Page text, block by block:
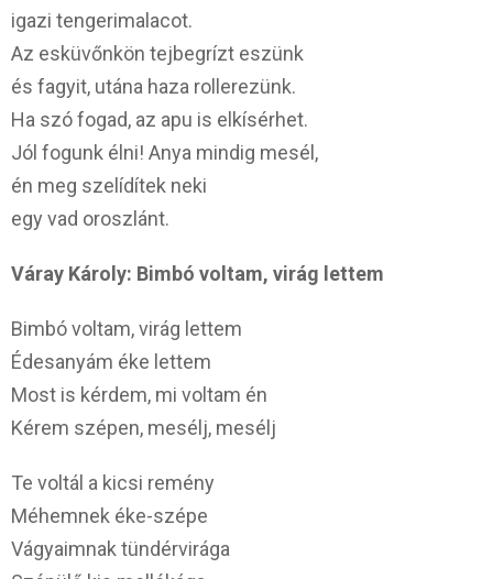
igazi tengerimalacot.
Az esküvőnkön tejbegrízt eszünk
és fagyit, utána haza rollerezünk.
Ha szó fogad, az apu is elkísérhet.
Jól fogunk élni! Anya mindig mesél,
én meg szelídítek neki
egy vad oroszlánt.
Váray Károly: Bimbó voltam, virág lettem
Bimbó voltam, virág lettem
Édesanyám éke lettem
Most is kérdem, mi voltam én
Kérem szépen, mesélj, mesélj
Te voltál a kicsi remény
Méhemnek éke-szépe
Vágyaimnak tündérvirága